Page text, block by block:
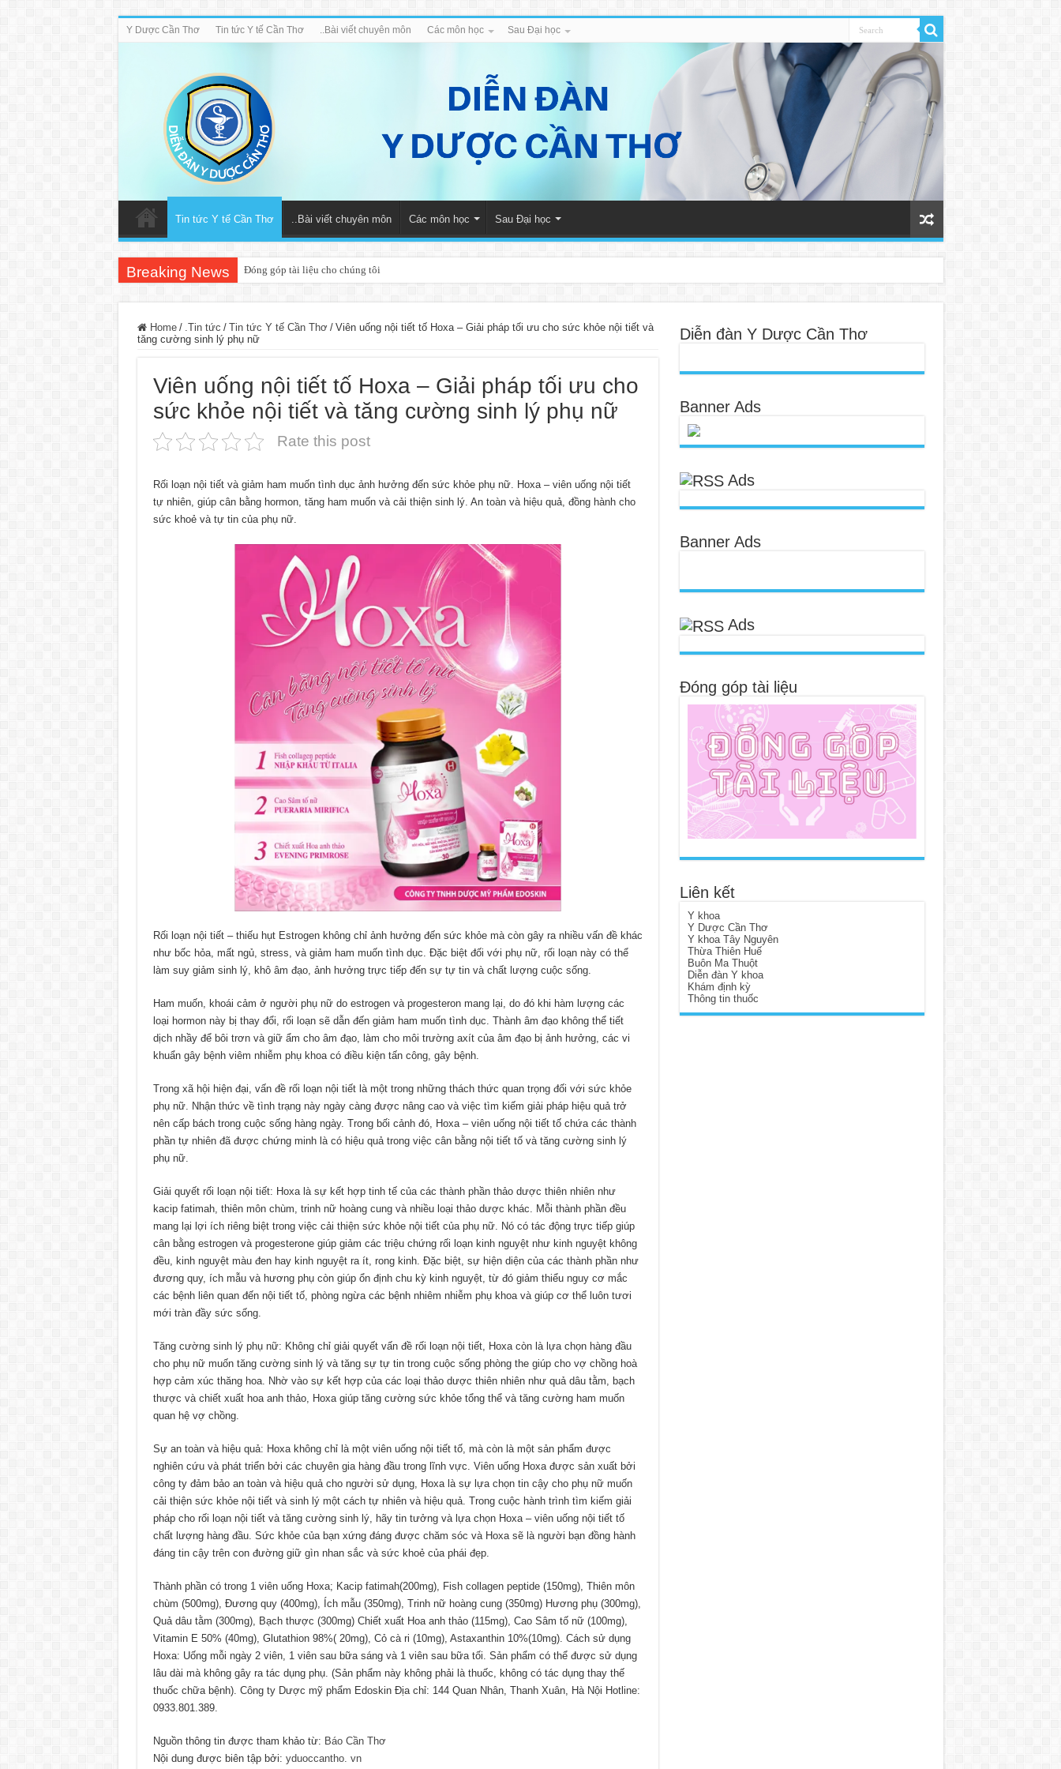
Y Dược Cần Thơ Tin tức Y tế Cần Thơ ..Bài viết chuyên môn Các môn học Sau Đại học
Tin tức Y tế Cần Thơ ..Bài viết chuyên môn Các môn học Sau Đại học
Breaking News Đóng góp tài liệu cho chúng tôi
Home / .Tin tức / Tin tức Y tế Cần Thơ / Viên uống nội tiết tố Hoxa – Giải pháp tối ưu cho sức khỏe nội tiết và
tăng cường sinh lý phụ nữ
Viên uống nội tiết tố Hoxa – Giải pháp tối ưu cho
sức khỏe nội tiết và tăng cường sinh lý phụ nữ
Rate this post
Rối loạn nội tiết và giảm ham muốn tình dục ảnh hưởng đến sức khỏe phụ nữ. Hoxa – viên uống nội tiết
tự nhiên, giúp cân bằng hormon, tăng ham muốn và cải thiện sinh lý. An toàn và hiệu quả, đồng hành cho
sức khoẻ và tự tin của phụ nữ.
Rối loạn nội tiết – thiếu hụt Estrogen không chỉ ảnh hưởng đến sức khỏe mà còn gây ra nhiều vấn đề khác
như bốc hỏa, mất ngủ, stress, và giảm ham muốn tình dục. Đặc biệt đối với phụ nữ, rối loạn này có thể
làm suy giảm sinh lý, khô âm đạo, ảnh hưởng trực tiếp đến sự tự tin và chất lượng cuộc sống.
Ham muốn, khoái cảm ở người phụ nữ do estrogen và progesteron mang lại, do đó khi hàm lượng các
loại hormon này bị thay đổi, rối loạn sẽ dẫn đến giảm ham muốn tình dục. Thành âm đạo không thể tiết
dịch nhầy để bôi trơn và giữ ẩm cho âm đạo, làm cho môi trường axít của âm đạo bị ảnh hưởng, các vi
khuẩn gây bệnh viêm nhiễm phụ khoa có điều kiện tấn công, gây bệnh.
Trong xã hội hiện đại, vấn đề rối loạn nội tiết là một trong những thách thức quan trọng đối với sức khỏe
phụ nữ. Nhận thức về tình trạng này ngày càng được nâng cao và việc tìm kiếm giải pháp hiệu quả trở
nên cấp bách trong cuộc sống hàng ngày. Trong bối cảnh đó, Hoxa – viên uống nội tiết tố chứa các thành
phần tự nhiên đã được chứng minh là có hiệu quả trong việc cân bằng nội tiết tố và tăng cường sinh lý
phụ nữ.
Giải quyết rối loạn nội tiết: Hoxa là sự kết hợp tinh tế của các thành phần thảo dược thiên nhiên như
kacip fatimah, thiên môn chùm, trinh nữ hoàng cung và nhiều loại thảo dược khác. Mỗi thành phần đều
mang lại lợi ích riêng biệt trong việc cải thiện sức khỏe nội tiết của phụ nữ. Nó có tác động trực tiếp giúp
cân bằng estrogen và progesterone giúp giảm các triệu chứng rối loạn kinh nguyệt như kinh nguyệt không
đều, kinh nguyệt màu đen hay kinh nguyệt ra ít, rong kinh. Đặc biệt, sự hiện diện của các thành phần như
đương quy, ích mẫu và hương phụ còn giúp ổn định chu kỳ kinh nguyệt, từ đó giảm thiểu nguy cơ mắc
các bệnh liên quan đến nội tiết tố, phòng ngừa các bệnh nhiêm nhiễm phụ khoa và giúp cơ thể luôn tươi
mới tràn đầy sức sống.
Tăng cường sinh lý phụ nữ: Không chỉ giải quyết vấn đề rối loạn nội tiết, Hoxa còn là lựa chọn hàng đầu
cho phụ nữ muốn tăng cường sinh lý và tăng sự tự tin trong cuộc sống phòng the giúp cho vợ chồng hoà
hợp cảm xúc thăng hoa. Nhờ vào sự kết hợp của các loại thảo dược thiên nhiên như quả dâu tằm, bạch
thược và chiết xuất hoa anh thảo, Hoxa giúp tăng cường sức khỏe tổng thể và tăng cường ham muốn
quan hệ vợ chồng.
Sự an toàn và hiệu quả: Hoxa không chỉ là một viên uống nội tiết tố, mà còn là một sản phẩm được
nghiên cứu và phát triển bởi các chuyên gia hàng đầu trong lĩnh vực. Viên uống Hoxa được sản xuất bởi
công ty đảm bảo an toàn và hiệu quả cho người sử dụng, Hoxa là sự lựa chọn tin cậy cho phụ nữ muốn
cải thiện sức khỏe nội tiết và sinh lý một cách tự nhiên và hiệu quả. Trong cuộc hành trình tìm kiếm giải
pháp cho rối loạn nội tiết và tăng cường sinh lý, hãy tin tưởng và lựa chọn Hoxa – viên uống nội tiết tố
chất lượng hàng đầu. Sức khỏe của bạn xứng đáng được chăm sóc và Hoxa sẽ là người bạn đồng hành
đáng tin cậy trên con đường giữ gìn nhan sắc và sức khoẻ của phái đẹp.
Thành phần có trong 1 viên uống Hoxa; Kacip fatimah(200mg), Fish collagen peptide (150mg), Thiên môn
chùm (500mg), Đương quy (400mg), Ích mẫu (350mg), Trinh nữ hoàng cung (350mg) Hương phụ (300mg),
Quả dâu tằm (300mg), Bạch thược (300mg) Chiết xuất Hoa anh thảo (115mg), Cao Sâm tố nữ (100mg),
Vitamin E 50% (40mg), Glutathion 98%( 20mg), Cỏ cà ri (10mg), Astaxanthin 10%(10mg). Cách sử dụng
Hoxa: Uống mỗi ngày 2 viên, 1 viên sau bữa sáng và 1 viên sau bữa tối. Sản phẩm có thể được sử dụng
lâu dài mà không gây ra tác dụng phụ. (Sản phẩm này không phải là thuốc, không có tác dụng thay thế
thuốc chữa bệnh). Công ty Dược mỹ phẩm Edoskin Địa chỉ: 144 Quan Nhân, Thanh Xuân, Hà Nội Hotline:
0933.801.389.
Nguồn thông tin được tham khảo từ: Báo Cần Thơ
Nội dung được biên tập bởi: yduoccantho. vn
Diễn đàn Y Dược Cần Thơ
Banner Ads
Ads
Banner Ads
Ads
Đóng góp tài liệu
Liên kết
Y khoa
Y Dược Cần Thơ
Y khoa Tây Nguyên
Thừa Thiên Huế
Buôn Ma Thuột
Diễn đàn Y khoa
Khám định kỳ
Thông tin thuốc